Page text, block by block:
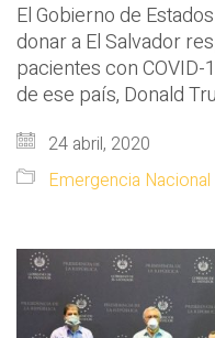
El Gobierno de
donar a El Salvador
pacientes con
de ese país, Donald
24 abril, 2020
Emergencia Nacional